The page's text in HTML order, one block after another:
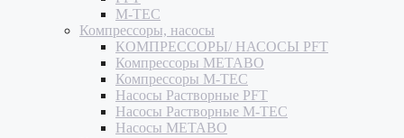
M-TEC
Компрессоры, насосы
КОМПРЕССОРЫ/ НАСОСЫ PFT
Компрессоры METABO
Компрессоры M-TEC
Насосы Растворные PFT
Насосы Растворные M-TEC
Насосы METABO